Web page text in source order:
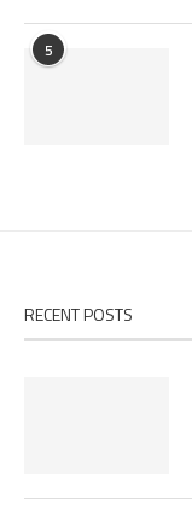
5
RECENT POSTS